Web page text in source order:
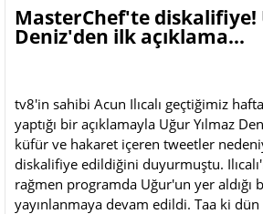
MasterChef'te diskalifiye!
Deniz'den ilk açıklama...
tv8'in sahibi Acun Ilıcalı geçtiğimiz
yaptığı bir açıklamayla Uğur Yılmaz
küfür ve hakaret içeren tweetler
diskalifiye edildiğini duyurmuştu.
rağmen programda Uğur'un yer aldığı
yayınlanmaya devam edildi. Taa ki